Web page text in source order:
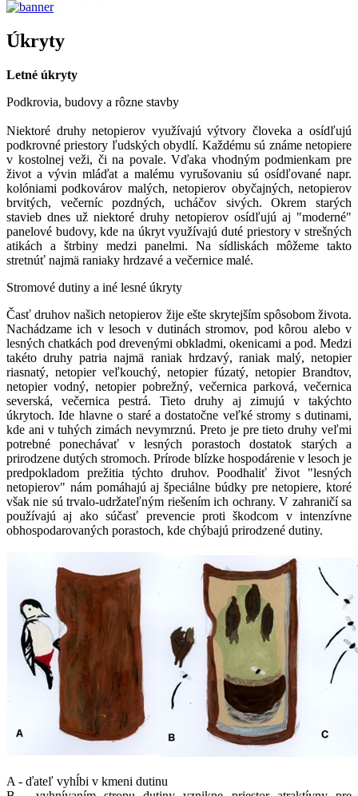
Úkryty
Letné úkryty
Podkrovia, budovy a rôzne stavby
Niektoré druhy netopierov využívajú výtvory človeka a osídľujú
podkrovné priestory ľudských obydlí. Každému sú známe netopiere
v kostolnej veži, či na povale. Vďaka vhodným podmienkam pre
život a vývin mláďat a malému vyrušovaniu sú osídľované napr.
kolóniami podkovárov malých, netopierov obyčajných, netopierov
brvitých, večerníc pozdných, ucháčov sivých. Okrem starých
stavieb dnes už niektoré druhy netopierov osídľujú aj "moderné"
panelové budovy, kde na úkryt využívajú duté priestory v strešných
atikách a štrbiny medzi panelmi. Na sídliskách môžeme takto
stretnúť najmä raniaky hrdzavé a večernice malé.
Stromové dutiny a iné lesné úkryty
Časť druhov našich netopierov žije ešte skrytejším spôsobom života.
Nachádzame ich v lesoch v dutinách stromov, pod kôrou alebo v
lesných chatkách pod drevenými obkladmi, okenicami a pod. Medzi
takéto druhy patria najmä raniak hrdzavý, raniak malý, netopier
riasnatý, netopier veľkouchý, netopier fúzatý, netopier Brandtov,
netopier vodný, netopier pobrežný, večernica parková, večernica
severská, večernica pestrá. Tieto druhy aj zimujú v takýchto
úkrytoch. Ide hlavne o staré a dostatočne veľké stromy s dutinami,
kde ani v tuhých zimách nevymrznú. Preto je pre tieto druhy veľmi
potrebné ponechávať v lesných porastoch dostatok starých a
prirodzene dutých stromoch. Prírode blízke hospodárenie v lesoch je
predpokladom prežitia týchto druhov. Poodhaliť život "lesných
netopierov" nám pomáhajú aj špeciálne búdky pre netopiere, ktoré
však nie sú trvalo-udržateľným riešením ich ochrany. V zahraničí sa
používajú aj ako súčasť prevencie proti škodcom v intenzívne
obhospodarovaných porastoch, kde chýbajú prirodzené dutiny.
A - ďateľ vyhĺbi v kmeni dutinu